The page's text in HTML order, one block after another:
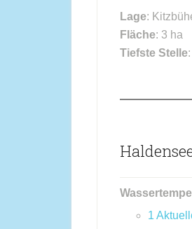
Lage:
Fläche: 3 ha
Tiefste Stelle
1